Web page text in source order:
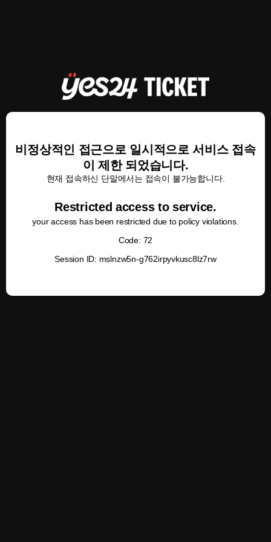
비정상적인 접근으로 일시적으로 서비스 접속
이 제한 되었습니다.
현재 접속하신 단말에서는 접속이 불가능합니다.
Restricted access to service.
your access has been restricted due to policy violations.
Code: 72
Session ID: mslnzw5n-g762irpyvkusc8lz7rw